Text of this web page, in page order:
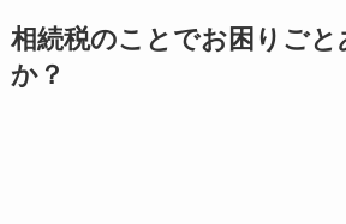
相続税のことでお困りご
か？